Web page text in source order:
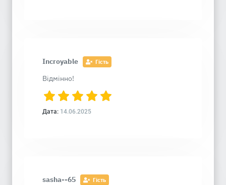
Incroyable Гість
Відмінно!
Дата: 14.06.2025
sasha--65 Гість